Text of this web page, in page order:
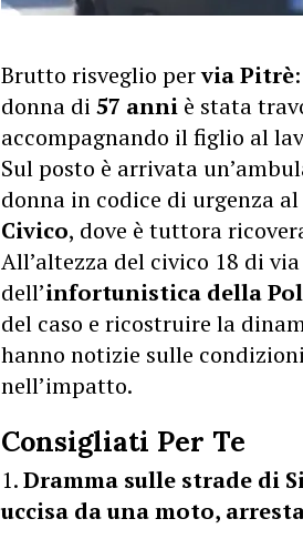
Brutto risveglio pervia Pitrè
donna di 57 anni è stata
accompagnando il figlio al
Sul posto è arrivata
donna in codice di urgenza
Civico, dove è tuttora
All’altezza del civico 18 di
dell’infortunistica della
del caso e ricostruire la
hanno notizie sulle
nell’impatto.
Consigliati Per Te
Dramma sulle strade di
uccisa da una moto,